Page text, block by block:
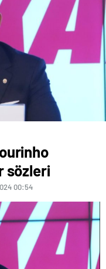
sözleri
00:54